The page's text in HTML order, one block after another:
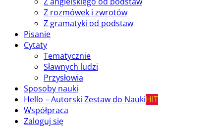
Z rozmówek i zwrotów
Z gramatyki od podstaw
Pisanie
Cytaty
Tematycznie
Sławnych ludzi
Przysłowia
Sposoby nauki
Hello – Autorski Zestaw do NaukiHIT
Współpraca
Zaloguj się